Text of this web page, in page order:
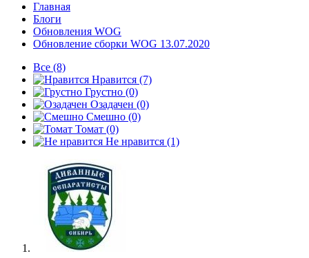
Главная
Блоги
Обновления WOG
Обновление сборки WOG 13.07.2020
Все (8)
Нравится (7)
Грустно (0)
Озадачен (0)
Смешно (0)
Томат (0)
Не нравится (1)